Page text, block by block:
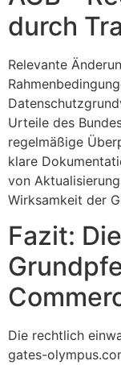
durch
Relevante
Urteile des
regelmäßige
klare
von
Wirksamkeit der
Fazit:
Die rechtlich
gates-